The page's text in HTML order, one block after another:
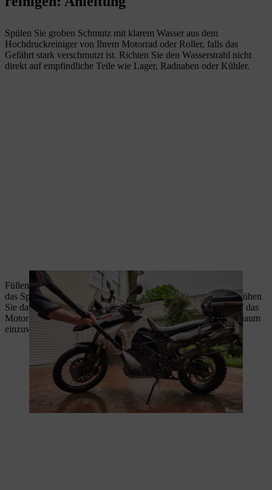
Spülen Sie groben Schmutz mit klarem Wasser aus dem
Hochdruckreiniger von Ihrem Motorrad oder Roller, falls das
Gefährt stark verschmutzt ist. Richten Sie den Wasserstrahl nicht
direkt auf empfindliche Teile wie Lager, Radnaben oder Kühler.
Füllen Sie Fahrzeugshampoo nachBedienungsanleitung
das Sprühset und befestigen Sie es am Hochdruckreiniger. Sprühen
Sie das Reinigungsmittel dann mit dem Hochdruckreiniger auf das
Motorrad, um Schmutz wie Ölreste oder Insekten mit dem Schaum
einzuweichen.